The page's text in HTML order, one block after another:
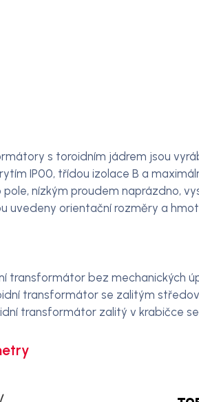
s toroidním jádrem jsou
IP00, třídou izolace B a
nízkým proudem naprázdno,
uvedeny orientační rozměry a
transformátor bez mechanických
transformátor se zalitým
transformátor zalitý v krabičce